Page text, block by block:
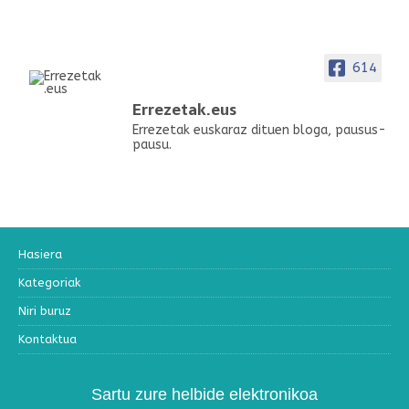
614
Errezetak.eus
Errezetak euskaraz dituen bloga, pausus-
pausu.
Hasiera
Kategoriak
Niri buruz
Kontaktua
Sartu zure helbide elektronikoa